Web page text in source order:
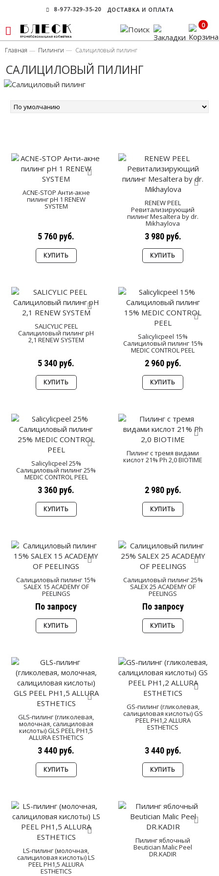
8-977-329-35-20 ДОСТАВКА И ОПЛАТА
0
Главная Пилинги Салициловый пилинг
САЛИЦИЛОВЫЙ ПИЛИНГ
ACNE-STOP Анти-акне
пилинг pH 1 RENEW
SYSTEM
5 760 руб.
КУПИТЬ
RENEW PEEL
Ревитализирующий
пилинг Mesaltera by dr.
Mikhaylova
3 980 руб.
КУПИТЬ
SALICYLIC PEEL
Салициловый пилинг pH
2,1 RENEW SYSTEM
5 340 руб.
КУПИТЬ
Salicylicpeel 15%
Салициловый пилинг 15%
MEDIC CONTROL PEEL
2 960 руб.
КУПИТЬ
Salicylicpeel 25%
Салициловый пилинг 25%
MEDIC CONTROL PEEL
3 360 руб.
КУПИТЬ
Пилинг с тремя видами
кислот 21% Ph 2,0 BIOTIME
2 980 руб.
КУПИТЬ
Салициловый пилинг 15%
SALEX 15 ACADEMY OF
PEELINGS
По запросу
КУПИТЬ
Салициловый пилинг 25%
SALEX 25 ACADEMY OF
PEELINGS
По запросу
КУПИТЬ
GLS-пилинг (гликолевая,
молочная, салициловая
кислоты) GLS PEEL PH1,5
ALLURA ESTHETICS
3 440 руб.
КУПИТЬ
GS-пилинг (гликолевая,
салициловая кислоты) GS
PEEL PH1,2 ALLURA
ESTHETICS
3 440 руб.
КУПИТЬ
LS-пилинг (молочная,
салициловая кислоты) LS
PEEL PH1,5 ALLURA
ESTHETICS
Пилинг яблочный
Beutician Malic Peel
DR.KADIR